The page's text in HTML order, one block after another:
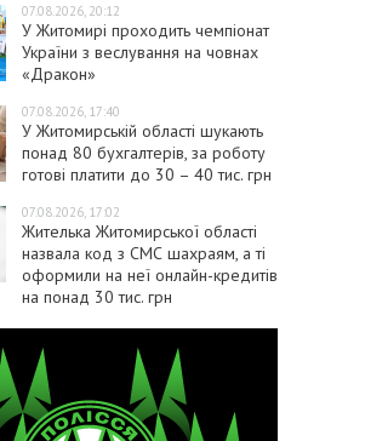
07.08.2026, 20:12
У Житомирі проходить чемпіонат
України з веслування на човнах
«Дракон»
07.08.2026, 17:40
У Житомирській області шукають
понад 80 бухгалтерів, за роботу
готові платити до 30 – 40 тис. грн
07.08.2026, 17:02
Жителька Житомирської області
назвала код з СМС шахраям, а ті
оформили на неї онлайн-кредитів
на понад 30 тис. грн